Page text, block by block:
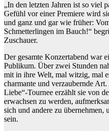
„In den letzten Jahren ist so viel
Gefühl vor einer Premiere wird
und ganz und gar wie früher:
Schmetterlingen im Bauch!“
Zuschauer.
Der gesamte Konzertabend war
Publikum. Über zwei Stunden
mit in ihre Welt, mal witzig, mal
charmante und verzaubernde
Liebe“-Tournee erzählt sie von
erwachsen zu werden,
sich und andere zu übernehmen,
sein.